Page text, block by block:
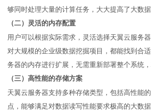
够同时处理大量的计算任务，大大提高了大数
（二）灵活的内存配置
用户可以根据实际需求，灵活选择天翼云服务
对大规模的企业级数据挖掘项目，都能找到合
务器的内存进行扩展，无需重新部署整个系统
（三）高性能的存储方案
天翼云服务器支持多种存储类型，包括高性能
点，能够满足对数据读写性能要求极高的大数